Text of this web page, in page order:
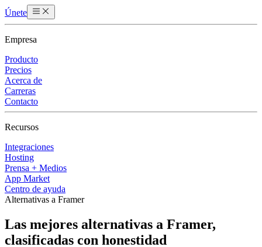
Únete
Empresa
Producto
Precios
Acerca de
Carreras
Contacto
Recursos
Integraciones
Hosting
Prensa + Medios
App Market
Centro de ayuda
Alternativas a Framer
Las mejores alternativas a Framer,
clasificadas con honestidad